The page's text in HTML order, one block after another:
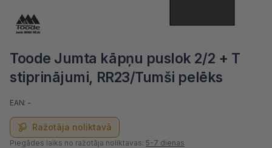
Toode Jumta kāpņu puslok 2/2 + T
stiprinājumi, RR23/Tumši pelēks
Ražotāja noliktavā
EAN: -
Piegādes laiks no ražotāja noliktavas: 5-7 dienas